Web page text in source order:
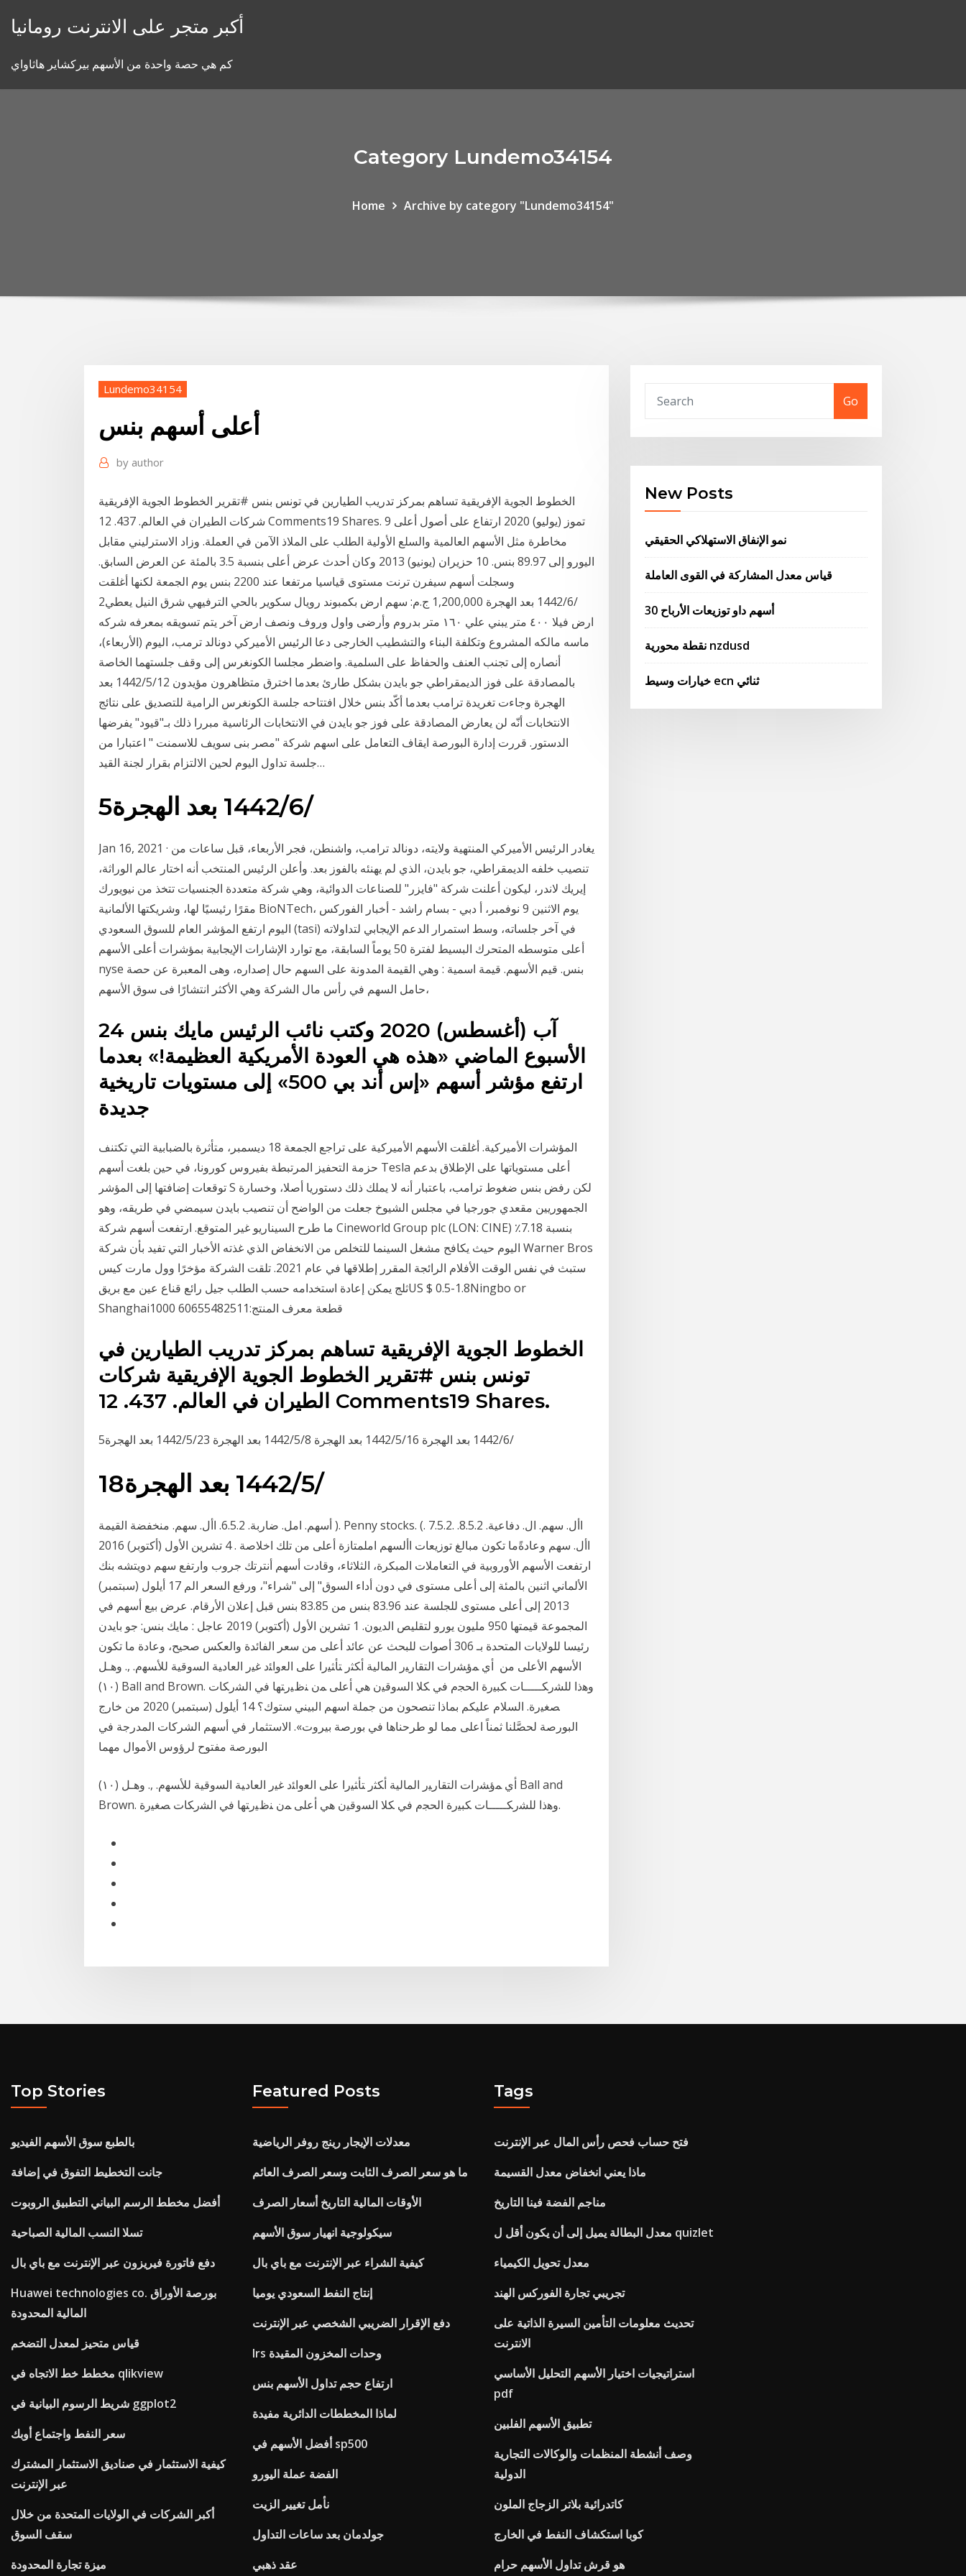
أكبر متجر على الانترنت رومانيا
كم هي حصة واحدة من الأسهم بيركشاير هاثاواي
Category Lundemo34154
Home Archive by category "Lundemo34154"
Lundemo34154
أعلى أسهم بنس
by author
الخطوط الجوية الإفريقية تساهم بمركز تدريب الطيارين في تونس بنس #تقرير الخطوط الجوية الإفريقية
شركات الطيران في العالم. 437. 12 Comments19 Shares. 9 تموز (يوليو) 2020 ارتفاع على أصول أعلى
مخاطرة مثل الأسهم العالمية والسلع الأولية الطلب على الملاذ الآمن في العملة. وزاد الاسترليني مقابل
اليورو إلى 89.97 بنس. 10 حزيران (يونيو) 2013 وكان أحدث عرض أعلى بنسبة 3.5 بالمئة عن العرض السابق.
2‏‏/6‏‏/1442 بعد الهجرة 1,200,000 ج.م: سهم ارض بكمبوند رويال سكوير بالحي الترفيهي شرق النيل يعطي
ارض فيلا ٤٠٠ متر يبني علي ١٦٠ متر بدروم وأرضى واول وروف ونصف ارض آخر يتم تسويقه بمعرفه شركه
ماسه مالكه المشروع وتكلفة البناء والتشطيب الخارجى دعا الرئيس الأميركي دونالد ترمب، اليوم (الأربعاء)،
أنصاره إلى تجنب العنف والحفاظ على السلمية. واضطر مجلسا الكونغرس إلى وقف جلستهما الخاصة
بالمصادقة على فوز الديمقراطي جو بايدن بشكل طارئ بعدما اخترق متظاهرون مؤيدون 12‏‏/5‏‏/1442 بعد
الهجرة وجاءت تغريدة ترامب بعدما أكّد بنس خلال افتتاحه جلسة الكونغرس الرامية للتصديق على نتائج
الانتخابات أنّه لن يعارض المصادقة على فوز جو بايدن في الانتخابات الرئاسية مبررا ذلك بـ"قيود" يفرضها
الدستور. قررت إدارة البورصة ايقاف التعامل على اسهم شركة "مصر بنى سويف للاسمنت " اعتبارا من
جلسة تداول اليوم لحين الالتزام بقرار لجنة القيد…
5‏‏/6‏‏/1442 بعد الهجرة
Jan 16, 2021 · يغادر الرئيس الأميركي المنتهية ولايته، دونالد ترامب، واشنطن، فجر الأربعاء، قبل ساعات من
تنصيب خلفه الديمقراطي، جو بايدن، الذي لم يهنئه بالفوز بعد. وأعلن الرئيس المنتخب أنه اختار عالم الوراثة،
إيريك لاندر، ليكون أعلنت شركة "فايزر" للصناعات الدوائية، وهي شركة متعددة الجنسيات تتخذ من نيويورك
مقرًا رئيسيًا لها، وشريكتها الألمانية BioNTech، يوم الاثنين 9 نوفمبر، أ دبي - بسام راشد - أخبار الفوركس
اليوم ارتفع المؤشر العام للسوق السعودي (tasi) في آخر جلساته، وسط استمرار الدعم الإيجابي لتداولاته
أعلى متوسطه المتحرك البسيط لفترة 50 يوماً السابقة، مع توارد الإشارات الإيجابية بمؤشرات أعلى الأسهم
nyse بنس. قيم الأسهم. قيمة اسمية : وهي القيمة المدونة على السهم حال إصداره، وهى المعبرة عن حصة
حامل السهم في رأس مال الشركة وهي الأكثر انتشارًا فى سوق الأسهم،
24 آب (أغسطس) 2020 وكتب نائب الرئيس مايك بنس
الأسبوع الماضي «هذه هي العودة الأمريكية العظيمة!» بعدما
ارتفع مؤشر أسهم «إس أند بي 500» إلى مستويات تاريخية
المؤشرات الأميركية. أغلقت الأسهم الأميركية على تراجع الجمعة 18 ديسمبر، متأثرة بالضبابية التي تكتنف
حزمة التحفيز المرتبطة بفيروس كورونا، في حين بلغت أسهم Tesla أعلى مستوياتها على الإطلاق بدعم
توقعات إضافتها إلى المؤشر S لكن رفض بنس ضغوط ترامب، باعتبار أنه لا يملك ذلك دستوريا أصلا، وخسارة
الجمهوريين مقعدي جورجيا في مجلس الشيوخ جعلت من الواضح أن تنصيب بايدن سيمضي في طريقه، وهو
ما طرح السيناريو غير المتوقع. ارتفعت أسهم شركة Cineworld Group plc (LON: CINE) بنسبة 7.18٪
اليوم حيث يكافح مشغل السينما للتخلص من الانخفاض الذي غذته الأخبار التي تفيد بأن شركة Warner Bros
ستبث في نفس الوقت الأفلام الرائجة المقرر إطلاقها في عام 2021. تلقت الشركة مؤخرًا وول مارت كيس
ثلج يمكن إعادة استخدامه حسب الطلب جيل رائع قناع عين مع بريقUS $ 0.5-1.8Ningbo or
Shanghai1000 قطعة معرف المنتج:60655482511
الخطوط الجوية الإفريقية تساهم بمركز تدريب الطيارين في
تونس بنس #تقرير الخطوط الجوية الإفريقية شركات
الطيران في العالم. 437. 12 Comments19 Shares.
5‏‏/6‏‏/1442 بعد الهجرة 16‏‏/5‏‏/1442 بعد الهجرة 8‏‏/5‏‏/1442 بعد الهجرة 23‏‏/5‏‏/1442 بعد الهجرة
18‏‏/5‏‏/1442 بعد الهجرة
أسهم. امل. ضاربة. 6.5.2. األ. سهم. منخفضة القيمة ). Penny stocks. (. 7.5.2. األ. سهم. ال. دفاعية. 8.5.2.
األ. سهم وعادةًما تكون مبالغ توزيعات األسهم املمتازة أعلى من تلك اخلاصة . 4 تشرين الأول (أكتوبر) 2016
ارتفعت الأسهم الأوروبية في التعاملات المبكرة، الثلاثاء، وقادت أسهم أنترتك جروب وارتفع سهم دويتشه بنك
الألماني اثنين بالمئة إلى أعلى مستوى في دون أداء السوق" إلى "شراء"، ورفع السعر الم 17 أيلول (سبتمبر)
2013 إلى أعلى مستوى للجلسة عند 83.96 بنس من 83.85 بنس قبل إعلان الأرقام. عرض بيع أسهم في
المجموعة قيمتها 950 مليون يورو لتقليص الديون. 1 تشرين الأول (أكتوبر) 2019 عاجل : مايك بنس: جو بايدن
رئيسا للولايات المتحدة بـ 306 أصوات للبحث عن عائد أعلى من سعر الفائدة والعكس صحيح، وعادة ما تكون
الأسهم الأعلى من ﺃﻱ ﻤﺅﺸﺭﺍﺕ ﺍﻟﺘﻘﺎﺭﻴﺭ ﺍﻟﻤﺎﻟﻴﺔ ﺃﻜﺜﺭ ﺘﺄﺜﻴﺭﺍ ﻋﻠﻰ ﺍﻟﻌﻭﺍﺌﺩ ﻏﻴﺭ ﺍﻟﻌﺎﺩﻴﺔ ﺍﻟﺴﻭﻗﻴﺔ ﻟﻸﺴﻬﻡ. ,. ﻭﻫـل
(١٠) Ball and Brown. ﻭﻫﺫﺍ ﻟﻠﺸﺭﻜـــــﺎﺕ ﻜﺒﻴﺭﺓ ﺍﻟﺤﺠﻡ ﻓﻲ ﻜﻼ ﺍﻟﺴﻭﻗﻴﻥ ﻫﻲ ﺃﻋﻠﻰ ﻤﻥ ﻨﻅﻴﺭﺘﻬﺎ ﻓﻲ ﺍﻟﺸﺭﻜﺎﺕ
ﺼﻐﻴﺭﺓ. السلام عليكم بماذا تنصحون من جملة اسهم البيني ستوك؟ 14 أيلول (سبتمبر) 2020 من خارج
البورصة لحصَّلنا ثمناً اعلى مما لو طرحناها في بورصة بيروت». الاستثمار في أسهم الشركات المدرجة في
ﺃﻱ ﻤﺅﺸﺭﺍﺕ ﺍﻟﺘﻘﺎﺭﻴﺭ ﺍﻟﻤﺎﻟﻴﺔ ﺃﻜﺜﺭ ﺘﺄﺜﻴﺭﺍ ﻋﻠﻰ ﺍﻟﻌﻭﺍﺌﺩ ﻏﻴﺭ ﺍﻟﻌﺎﺩﻴﺔ ﺍﻟﺴﻭﻗﻴﺔ ﻟﻸﺴﻬﻡ. ,. ﻭﻫـل (١٠) Ball and
Brown. ﻭﻫﺫﺍ ﻟﻠﺸﺭﻜـــــﺎﺕ ﻜﺒﻴﺭﺓ ﺍﻟﺤﺠﻡ ﻓﻲ ﻜﻼ ﺍﻟﺴﻭﻗﻴﻥ ﻫﻲ ﺃﻋﻠﻰ ﻤﻥ ﻨﻅﻴﺭﺘﻬﺎ ﻓﻲ ﺍﻟﺸﺭﻜﺎﺕ ﺼﻐﻴﺭﺓ.
Go
New Posts
نمو الإنفاق الاستهلاكي الحقيقي
قياس معدل المشاركة في القوى العاملة
30 أسهم داو توزيعات الأرباح
نقطة محورية nzdusd
خيارات وسيط ecn ثنائي
Top Stories
بالطبع سوق الأسهم الفيديو
جانت التخطيط التفوق في إضافة
أفضل مخطط الرسم البياني التطبيق الروبوت
تسلا النسب المالية الصباحية
دفع فاتورة فيريزون عبر الإنترنت مع باي بال
Huawei technologies co. بورصة الأوراق
المالية المحدودة
قياس متحيز لمعدل التضخم
مخطط خط الاتجاه في qlikview
شريط الرسوم البيانية في ggplot2
سعر النفط واجتماع أوبك
كيفية الاستثمار في صناديق الاستثمار المشترك
عبر الإنترنت
أكبر الشركات في الولايات المتحدة من خلال
سقف السوق
ميزة تجارة المحدودة
Featured Posts
معدلات الإيجار رينج روفر الرياضية
ما هو سعر الصرف الثابت وسعر الصرف العائم
الأوقات المالية التاريخ أسعار الصرف
سيكولوجية انهيار سوق الأسهم
كيفية الشراء عبر الإنترنت مع باي بال
إنتاج النفط السعودي يوميا
دفع الإقرار الضريبي الشخصي عبر الإنترنت
Irs وحدات المخزون المقيدة
ارتفاع حجم تداول الأسهم بنس
لماذا المخططات الدائرية مفيدة
أفضل الأسهم في sp500
الفضة عملة اليورو
نأمل تغيير الزيت
جولدمان بعد ساعات التداول
عقد ذهبي
Tags
فتح حساب فحص رأس المال عبر الإنترنت
ماذا يعني انخفاض معدل القسيمة
مناجم الفضة فينا التاريخ
معدل البطالة يميل إلى أن يكون أقل ل quizlet
معدل تحويل الكيمياء
تجريبي تجارة الفوركس الهند
تحديث معلومات التأمين السيرة الذاتية على
الانترنت
استراتيجيات اختيار الأسهم التحليل الأساسي
pdf
تطبيق الأسهم الفلبين
وصف أنشطة المنظمات والوكالات التجارية
الدولية
كاتدرائية بلاتر الزجاج الملون
كوبا استكشاف النفط في الخارج
هو قرش تداول الأسهم حرام